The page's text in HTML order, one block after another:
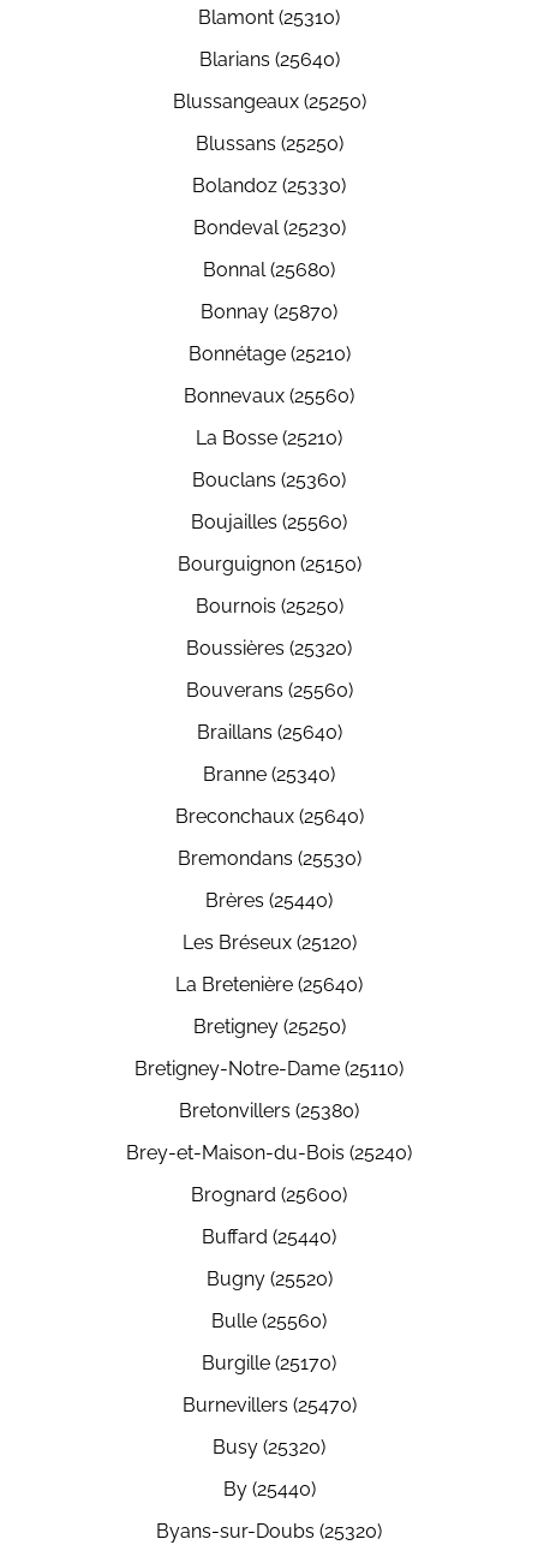
Blamont (25310)
Blarians (25640)
Blussangeaux (25250)
Blussans (25250)
Bolandoz (25330)
Bondeval (25230)
Bonnal (25680)
Bonnay (25870)
Bonnétage (25210)
Bonnevaux (25560)
La Bosse (25210)
Bouclans (25360)
Boujailles (25560)
Bourguignon (25150)
Bournois (25250)
Boussières (25320)
Bouverans (25560)
Braillans (25640)
Branne (25340)
Breconchaux (25640)
Bremondans (25530)
Brères (25440)
Les Bréseux (25120)
La Bretenière (25640)
Bretigney (25250)
Bretigney-Notre-Dame (25110)
Bretonvillers (25380)
Brey-et-Maison-du-Bois (25240)
Brognard (25600)
Buffard (25440)
Bugny (25520)
Bulle (25560)
Burgille (25170)
Burnevillers (25470)
Busy (25320)
By (25440)
Byans-sur-Doubs (25320)